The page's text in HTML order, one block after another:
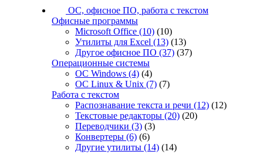
ОС, офисное ПО, работа с текстом
Офисные программы
Microsoft Office (10) (10)
Утилиты для Excel (13) (13)
Другое офисное ПО (37) (37)
Операционные системы
ОС Windows (4) (4)
ОС Linux & Unix (7) (7)
Работа с текстом
Распознавание текста и речи (12) (12)
Текстовые редакторы (20) (20)
Переводчики (3) (3)
Конвертеры (6) (6)
Другие утилиты (14) (14)